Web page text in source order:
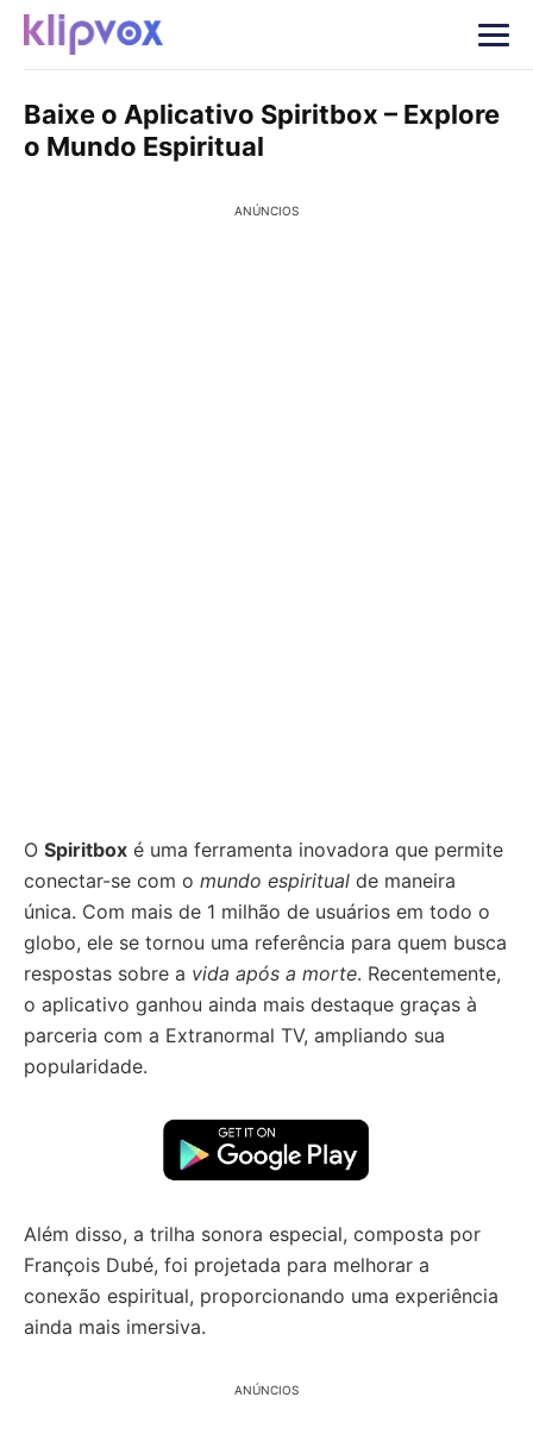
Baixe o Aplicativo Spiritbox – Explore
o Mundo Espiritual
ANÚNCIOS
O Spiritbox é uma ferramenta inovadora que permite
conectar-se com o mundo espiritual de maneira
única. Com mais de 1 milhão de usuários em todo o
globo, ele se tornou uma referência para quem busca
respostas sobre a vida após a morte. Recentemente,
o aplicativo ganhou ainda mais destaque graças à
parceria com a Extranormal TV, ampliando sua
popularidade.
Além disso, a trilha sonora especial, composta por
François Dubé, foi projetada para melhorar a
conexão espiritual, proporcionando uma experiência
ainda mais imersiva.
ANÚNCIOS